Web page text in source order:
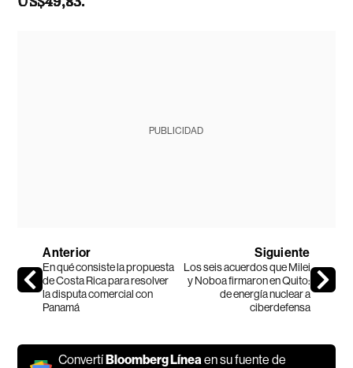
PUBLICIDAD
Anterior
En qué consiste la propuesta
de Costa Rica para resolver
la disputa comercial con
Panamá
Siguiente
Los seis acuerdos que Milei
y Noboa firmaron en Quito:
de energía nuclear a
ciberdefensa
ConvertíBloomberg Línea en su fuente de